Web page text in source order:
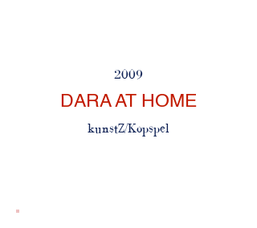
2009
kunstZ/Kopspel
DARA AT HOME